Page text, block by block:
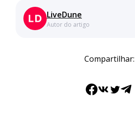
Autor do artigo
LiveDune
Compartilhar:
Facebook
VK